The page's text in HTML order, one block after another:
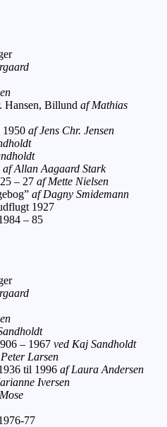
Hansen, BillundafMathias
1950af Jens Chr. Jensen
af Allan Aagaard Stark
– 27af Mette Nielsen
af Dagny Smidemann
1927
– 85
– 1967ved Kaj Sandholdt
Larsen
til 1996af Laura Andersen
Iversen
77